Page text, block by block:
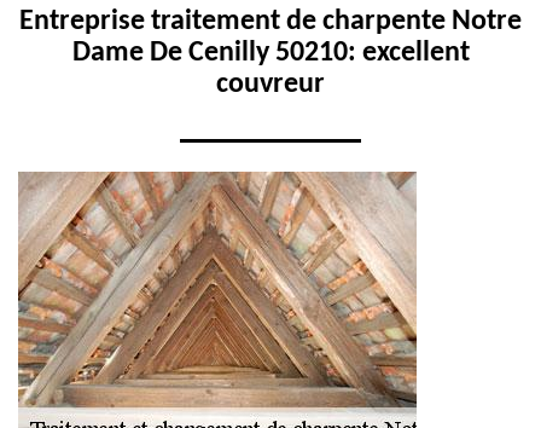
Entreprise traitement de charpente Notre
Dame De Cenilly 50210: excellent
couvreur